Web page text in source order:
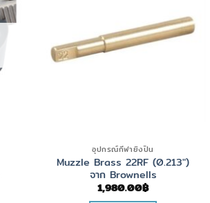
อุปกรณ์กีฬายิงปืน
Muzzle Brass 22RF (0.213″)
จาก Brownells
1,980.00฿